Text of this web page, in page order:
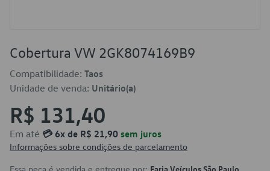
Cobertura VW 2GK8074169B9
Compatibilidade: Taos
Unidade de venda: Unitário(a)
R$ 131,40
Em até 💳 6x de R$ 21,90 sem juros
Informações sobre condições de parcelamento
Faria Veículos São Paulo